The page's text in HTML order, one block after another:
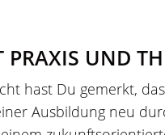
UND
hast Du gemerkt,
Ausbildung neu